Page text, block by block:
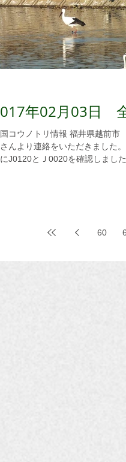
年02月03日
リ情報 福井県越前市 3日 15：00 J0481が越前市に戻りました。越前市の野
り連絡をいただきました。 京都府京丹後市久美浜町 3日 今朝、出角にJ0010、坂
J0120とＪ0020を確認しまし
60